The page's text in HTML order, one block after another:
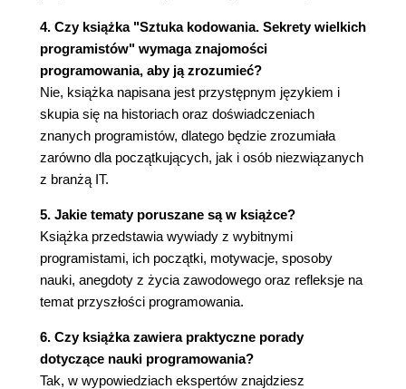
4. Czy książka "Sztuka kodowania. Sekrety wielkich
programistów" wymaga znajomości
programowania, aby ją zrozumieć?
Nie, książka napisana jest przystępnym językiem i
skupia się na historiach oraz doświadczeniach
znanych programistów, dlatego będzie zrozumiała
zarówno dla początkujących, jak i osób niezwiązanych
z branżą IT.
5. Jakie tematy poruszane są w książce?
Książka przedstawia wywiady z wybitnymi
programistami, ich początki, motywacje, sposoby
nauki, anegdoty z życia zawodowego oraz refleksje na
temat przyszłości programowania.
6. Czy książka zawiera praktyczne porady
dotyczące nauki programowania?
Tak, w wypowiedziach ekspertów znajdziesz